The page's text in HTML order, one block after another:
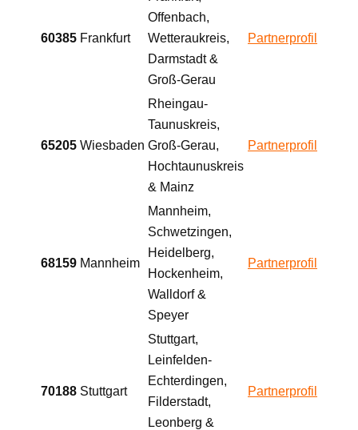
60385 Frankfurt
Offenbach,
Wetteraukreis,
Darmstadt &
Groß-Gerau
Partnerprofil
65205 Wiesbaden
Rheingau-
Taunuskreis,
Groß-Gerau,
Hochtaunuskreis
& Mainz
Partnerprofil
68159 Mannheim
Mannheim,
Schwetzingen,
Heidelberg,
Hockenheim,
Walldorf &
Speyer
Partnerprofil
70188 Stuttgart
Stuttgart,
Leinfelden-
Echterdingen,
Filderstadt,
Leonberg &
Partnerprofil